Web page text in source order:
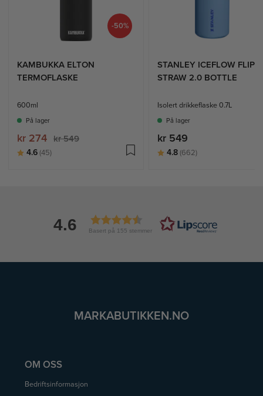
-50%
KAMBUKKA ELTON
TERMOFLASKE
600ml
På lager
kr 274 kr 549
Karakter:
4.6(45)av 5 mulige
STANLEY ICEFLOW FLIP
STRAW 2.0 BOTTLE
Isolert drikkeflaske 0.7L
På lager
kr 549
Karakter:
4.8 (662)
4.6 Basert på 155 stemmer
MARKABUTIKKEN.NO
OM OSS
Bedriftsinformasjon